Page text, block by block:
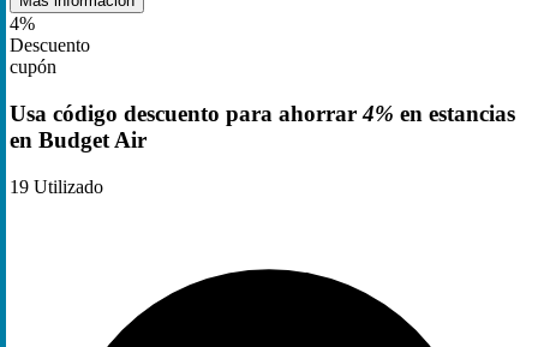
4%
Descuento
cupón
Usa código descuento para ahorrar4% en estancias
en Budget Air
19 Utilizado